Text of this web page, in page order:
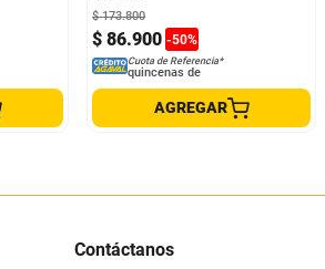
$ 86.900 -50%
$ 173.800
Cuota de Referencia*
quincenas de
AGREGAR
Contáctanos